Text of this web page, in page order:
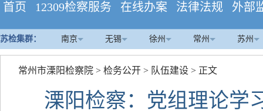
首页 12309检察服务 在线办案 法律法规 外部
苏检集群： 南京 无锡 徐州 常州 苏州
常州市溧阳检察院 > 检务公开 > 队伍建设 > 正文
溧阳检察：党组理论学